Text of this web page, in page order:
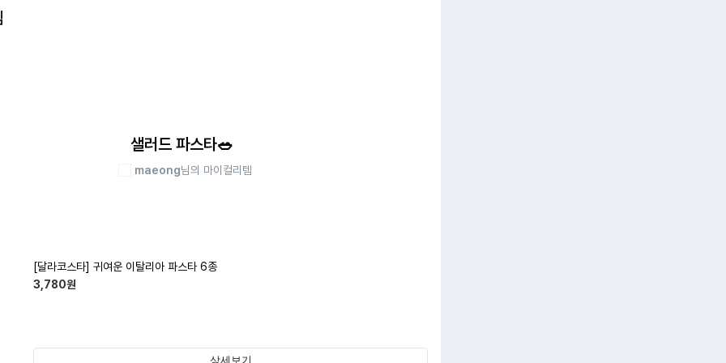
샐러드 파스타🥗
maeong님의 마이컬리템
[달라코스타] 귀여운 이탈리아 파스타 6종
3,780원
상세보기